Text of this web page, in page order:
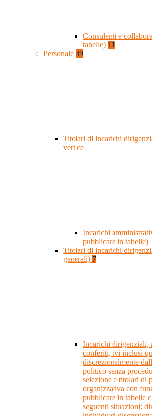
Consulenti e
tabelle) 11
Personale 39
Titolari di incarichi
vertice
Incarichi
pubblicare in tabelle)
Titolari di incarichi
generali) 7
Incarichi dirigenziali,
conferiti, ivi inclusi
discrezionalmente
politico senza
selezione e titolari di
organizzativa con
pubblicare in tabelle
seguenti situazioni: